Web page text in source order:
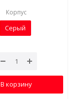
Корпус
Серый
В корзину